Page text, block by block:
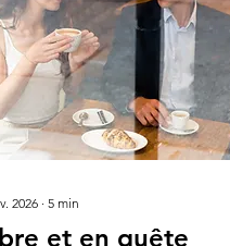
2026 ∙ 5 min
et en quête